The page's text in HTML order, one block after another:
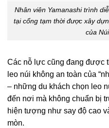
Nhân viên Yamanashi trình
tại cổng tạm thời được xây
của
Các nỗ lực cũng đang được
leo núi không an toàn của
– những du khách chọn leo
đến nơi mà không chuẩn bị
hiện tượng như say độ cao
mòn.